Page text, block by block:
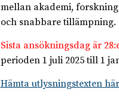
mellan akademi,
och snabbare tillämpning.
Sista ansökningsdag är
perioden 1 juli 2025 till 1
Hämta utlysningstexten